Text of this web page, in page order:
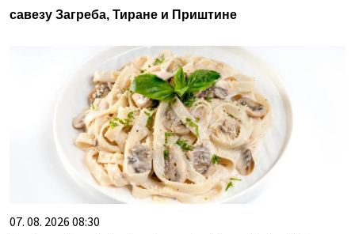
савезу Загреба, Тиране и Приштине
07. 08. 2026 08:30